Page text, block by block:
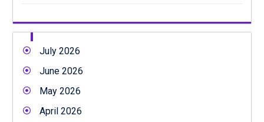
July 2026
June 2026
May 2026
April 2026